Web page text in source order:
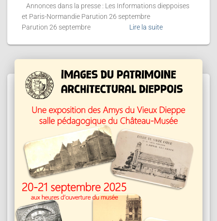
Annonces dans la presse : Les Informations dieppoises
et Paris-Normandie Parution 26 septembre
Parution 26 septembre
Lire la suite